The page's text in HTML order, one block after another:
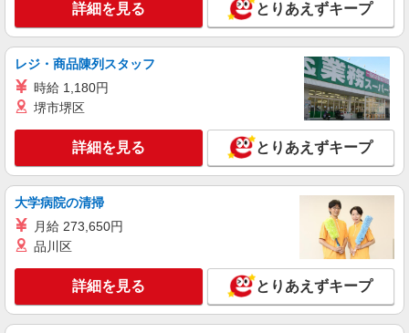
株式会社ウィズ
財団法人での人事労務
時給1800円 ★月収例：252,000円⇒時給1800
キープ 詳細を見る
株式会社和心
営業・業務スタッフ
【高卒以上・未経験者・無資格者】月給
250,000円〜320,000円 【経験者・設備や経理の資
格をお持ちの方】月給280,000円〜480,000円 ※管
理して頂く顧客数による 月収例 34歳・入社３ヶ
月 344000円 （月給240,000円＋役職手当
34,000円＋各種手当20,000円＋成果給50,000円 43
【西東京本社】東京都八王子市椚田町592－16
キープ 詳細を見る
詳細を見る とりあえずキープ
レジ・商品陳列スタッフ
時給 1,180円
堺市堺区
詳細を見る とりあえずキープ
大学病院の清掃
月給 273,650円
品川区
詳細を見る とりあえずキープ